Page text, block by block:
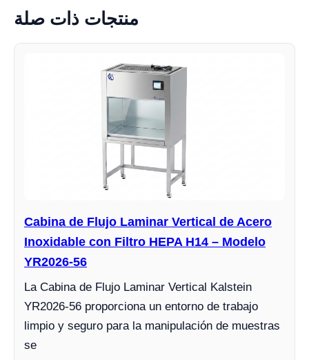
منتجات ذات صلة
Cabina de Flujo Laminar Vertical de Acero
Inoxidable con Filtro HEPA H14 – Modelo
YR2026-56
La Cabina de Flujo Laminar Vertical Kalstein
YR2026-56 proporciona un entorno de trabajo
limpio y seguro para la manipulación de muestras
se